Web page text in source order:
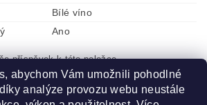
Bílé víno
Ano
příspěvek k této položce.
abychom Vám umožnili pohodlné
analýze provozu webu neustále